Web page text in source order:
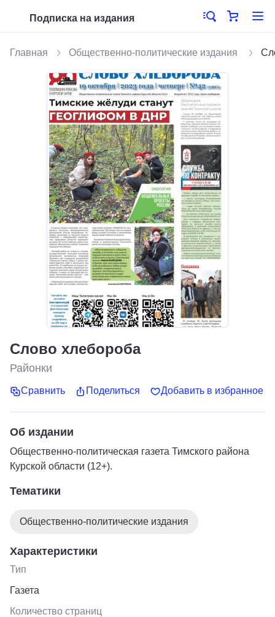
Подписка на издания
Главная Общественно-политические издания
Слово хлебороба
Районки
Сравнить Поделиться Добавить в избранное
Об издании
Общественно-политическая газета Тимского района
Курской области (12+).
Тематики
Общественно-политические издания
Характеристики
Тип
Газета
Количество страниц